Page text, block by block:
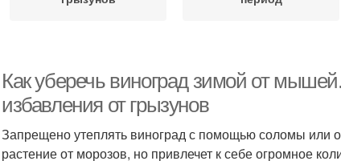
Как уберечь виноград зимой от
избавления от грызунов
Запрещено утеплять виноград с помощью соломы или
растение от морозов, но привлечет к себе огромное